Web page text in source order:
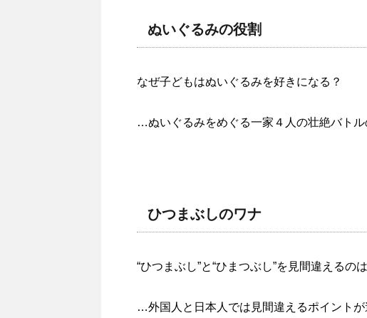
ぬいぐるみの役割
なぜ子どもはぬいぐるみを好きになる？
…ぬいぐるみをめぐる一家４人の壮絶バトル
ひつまぶしのワナ
“ひつまぶし”と“ひまつぶし”を見間違えるの
…外国人と日本人では見間違えるポイントが